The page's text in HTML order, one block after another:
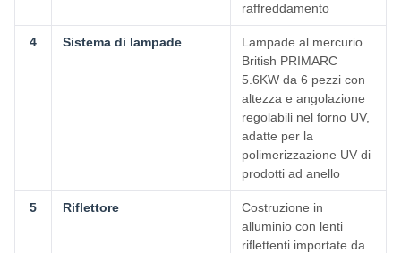
raffreddamento
4 Sistema di lampade
Lampade al mercurio
British PRIMARC
5.6KW da 6 pezzi con
altezza e angolazione
regolabili nel forno UV,
adatte per la
polimerizzazione UV di
prodotti ad anello
5 Riflettore
Costruzione in
alluminio con lenti
riflettenti importate da